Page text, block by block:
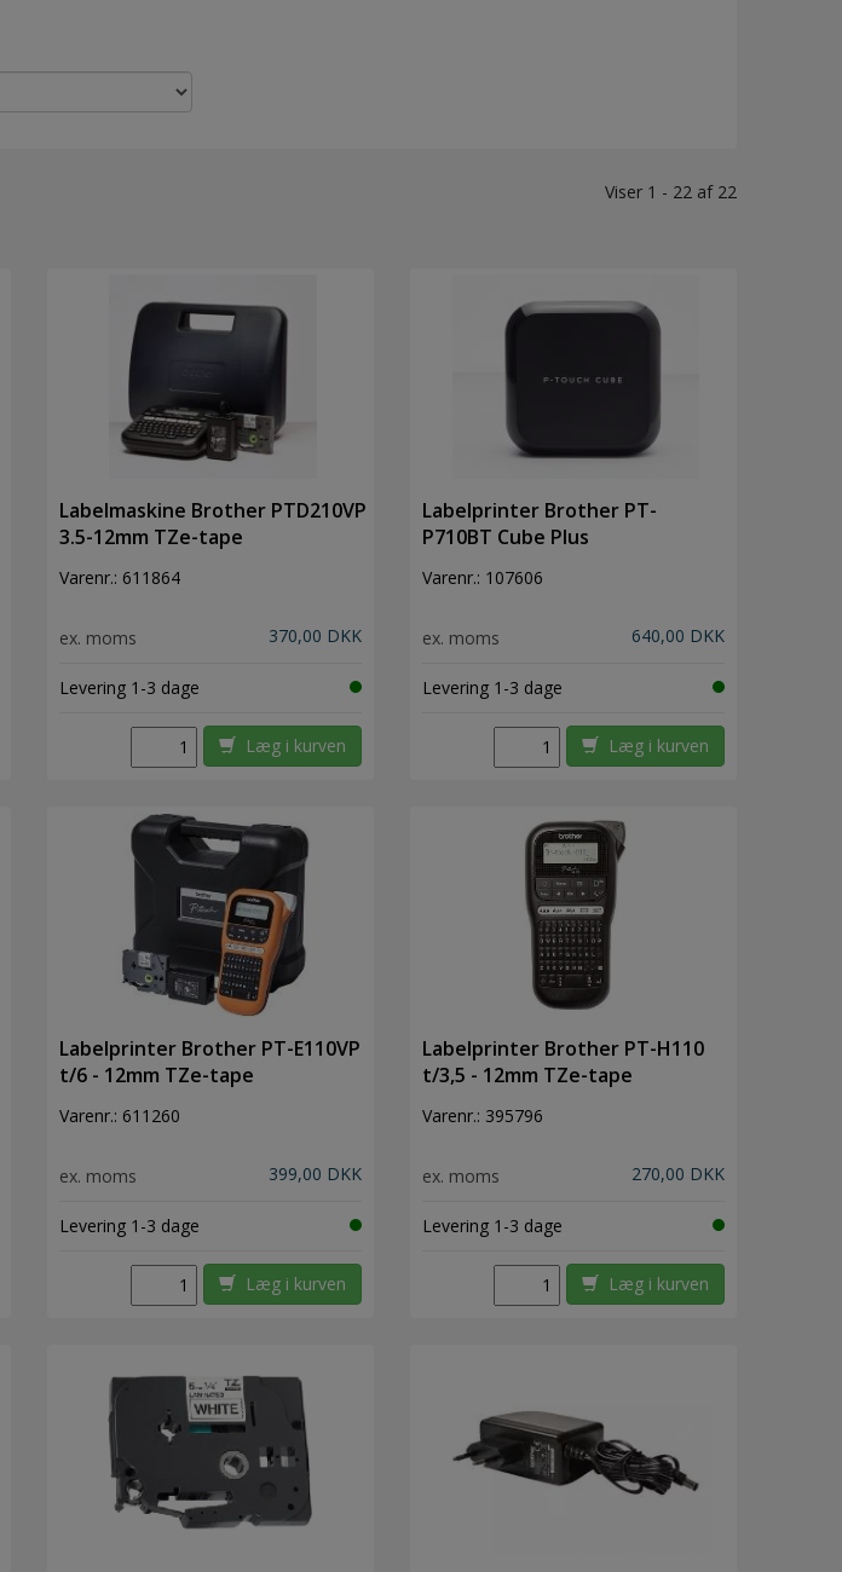
Viser 1 - 22 af 22
Labelmaskine Brother PTD210VP
3.5-12mm TZe-tape
Varenr.: 611864
ex. moms 370,00 DKK
Levering 1-3 dage
Læg i kurven
Labelprinter Brother PT-
P710BT Cube Plus
Varenr.: 107606
ex. moms 640,00 DKK
Levering 1-3 dage
Læg i kurven
Labelprinter Brother PT-E110VP
t/6 - 12mm TZe-tape
Varenr.: 611260
ex. moms 399,00 DKK
Levering 1-3 dage
Læg i kurven
Labelprinter Brother PT-H110
t/3,5 - 12mm TZe-tape
Varenr.: 395796
ex. moms 270,00 DKK
Levering 1-3 dage
Læg i kurven